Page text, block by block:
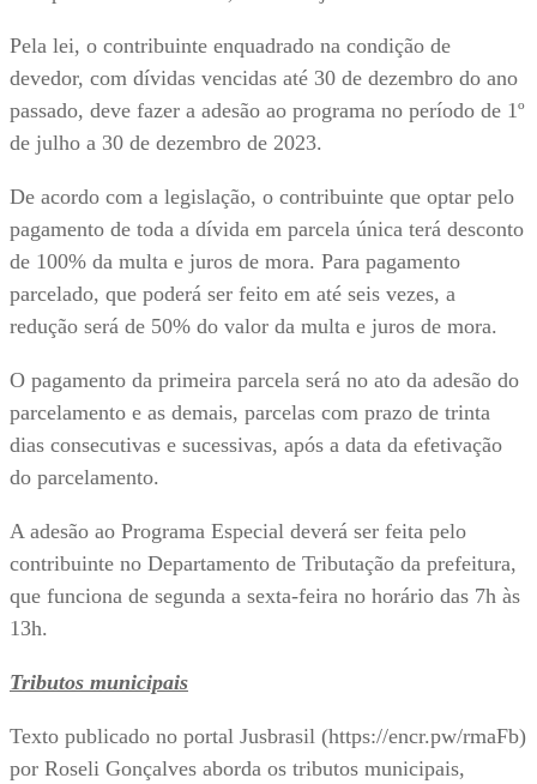
Pela lei, o contribuinte enquadrado na condição de
devedor, com dívidas vencidas até 30 de dezembro do ano
passado, deve fazer a adesão ao programa no período de 1º
de julho a 30 de dezembro de 2023.
De acordo com a legislação, o contribuinte que optar pelo
pagamento de toda a dívida em parcela única terá desconto
de 100% da multa e juros de mora. Para pagamento
parcelado, que poderá ser feito em até seis vezes, a
redução será de 50% do valor da multa e juros de mora.
O pagamento da primeira parcela será no ato da adesão do
parcelamento e as demais, parcelas com prazo de trinta
dias consecutivas e sucessivas, após a data da efetivação
do parcelamento.
A adesão ao Programa Especial deverá ser feita pelo
contribuinte no Departamento de Tributação da prefeitura,
que funciona de segunda a sexta-feira no horário das 7h às
13h.
Tributos municipais
Texto publicado no portal Jusbrasil (https://encr.pw/rmaFb)
por Roseli Gonçalves aborda os tributos municipais,